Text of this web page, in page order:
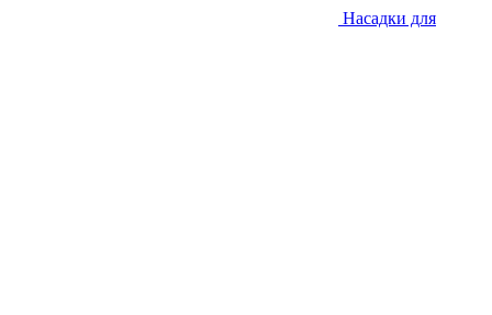
Насадки для